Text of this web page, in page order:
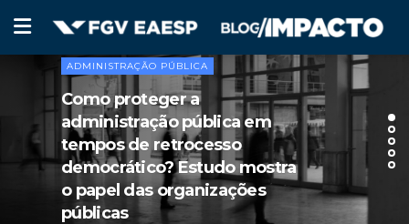
ADMINISTRAÇÃO PÚBLICA
Como proteger a
administração pública em
tempos de retrocesso
democrático? Estudo mostra
o papel das organizações
públicas